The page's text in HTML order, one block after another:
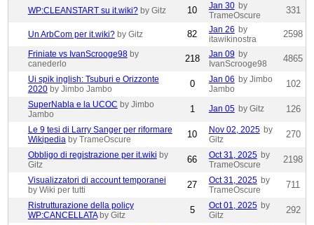
WP:CLEANSTART su it.wiki? by Gitz 10 Jan 30 by
TrameOscure
331
Un ArbCom per it.wiki? by Gitz 82 Jan 26 by
itawikinostra
2598
Friniate vs IvanScrooge98 by
canederlo
218 Jan 09 by
IvanScrooge98
4865
Ui spik inglish: Tsuburi e Orizzonte
2020 by Jimbo Jambo 0 Jan 06 by Jimbo
Jambo
102
SuperNabla e la UCOC by Jimbo
Jambo
1 Jan 05 by Gitz 126
Le 9 tesi di Larry Sanger per riformare
Wikipedia by TrameOscure 10 Nov 02, 2025 by
Gitz
270
Obbligo di registrazione per it.wiki by
Gitz
66 Oct 31, 2025 by
TrameOscure
2198
Visualizzatori di account temporanei
by Wiki per tutti
27 Oct 31, 2025 by
TrameOscure
711
Ristrutturazione della policy
WP:CANCELLATA by Gitz 5 Oct 01, 2025 by
Gitz
292